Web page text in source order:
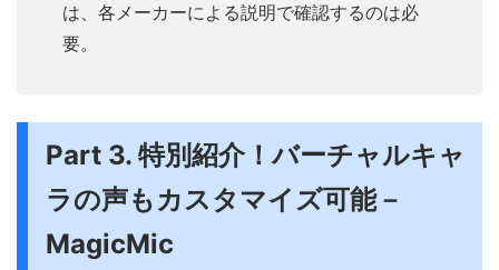
は、各メーカーによる説明で確認するのは必
要。
Part 3. 特別紹介！バーチャルキャ
ラの声もカスタマイズ可能－
MagicMic